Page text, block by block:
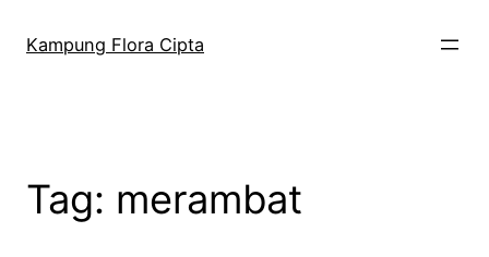
Kampung Flora Cipta
Tag: merambat